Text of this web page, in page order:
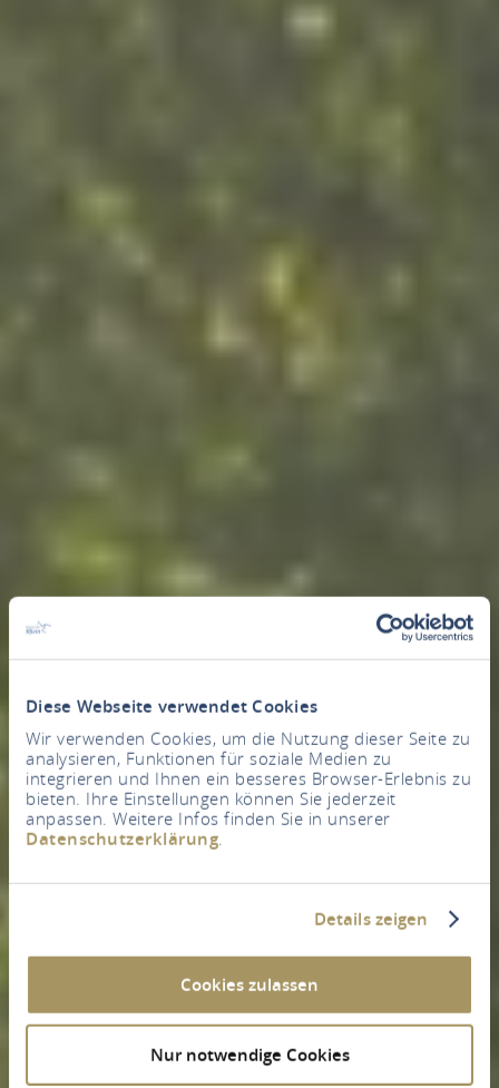
Diese Webseite verwendet Cookies
Wir verwenden Cookies, um die Nutzung dieser Seite zu
analysieren, Funktionen für soziale Medien zu
integrieren und Ihnen ein besseres Browser-Erlebnis zu
bieten. Ihre Einstellungen können Sie jederzeit
anpassen. Weitere Infos finden Sie in unserer
Datenschutzerklärung.
Details zeigen
Cookies zulassen
Nur notwendige Cookies